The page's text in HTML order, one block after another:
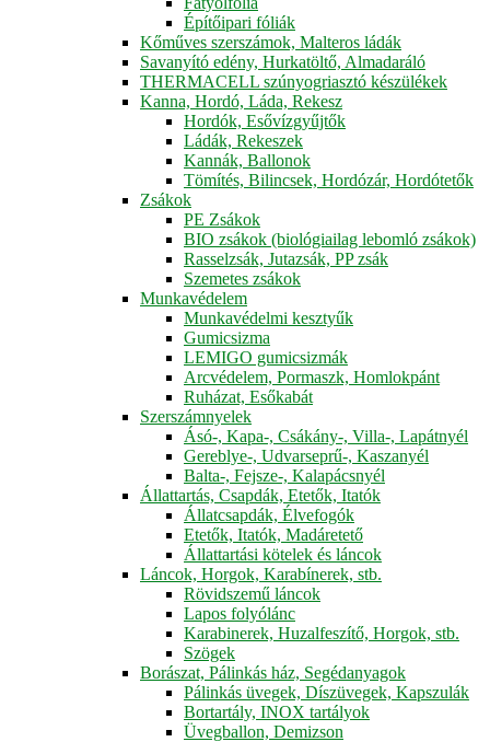
Építőipari fóliák
Kőműves szerszámok, Malteros ládák
Savanyító edény, Hurkatöltő, Almadaráló
THERMACELL szúnyogriasztó készülékek
Kanna, Hordó, Láda, Rekesz
Hordók, Esővízgyűjtők
Ládák, Rekeszek
Kannák, Ballonok
Tömítés, Bilincsek, Hordózár, Hordótetők
Zsákok
PE Zsákok
BIO zsákok (biológiailag lebomló zsákok)
Rasselzsák, Jutazsák, PP zsák
Szemetes zsákok
Munkavédelem
Munkavédelmi kesztyűk
Gumicsizma
LEMIGO gumicsizmák
Arcvédelem, Pormaszk, Homlokpánt
Ruházat, Esőkabát
Szerszámnyelek
Ásó-, Kapa-, Csákány-, Villa-, Lapátnyél
Gereblye-, Udvarseprű-, Kaszanyél
Balta-, Fejsze-, Kalapácsnyél
Állattartás, Csapdák, Etetők, Itatók
Állatcsapdák, Élvefogók
Etetők, Itatók, Madáretető
Állattartási kötelek és láncok
Láncok, Horgok, Karabínerek, stb.
Rövidszemű láncok
Lapos folyólánc
Karabinerek, Huzalfeszítő, Horgok, stb.
Szögek
Borászat, Pálinkás ház, Segédanyagok
Pálinkás üvegek, Díszüvegek, Kapszulák
Bortartály, INOX tartályok
Üvegballon, Demizson